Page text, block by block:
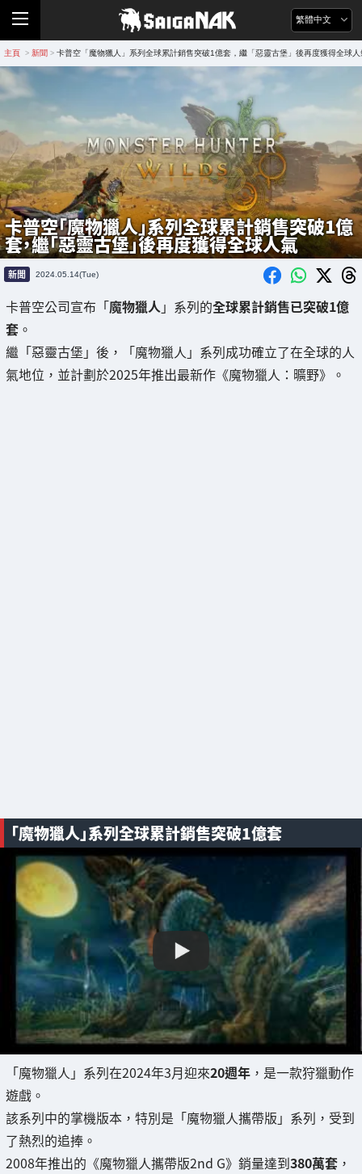
繁體中文
主頁 > 新聞 > 卡普空「魔物獵人」系列全球累計銷售突破1億套，繼「惡靈古堡」後再度獲得全球人
卡普空「魔物獵人」系列全球累計銷售突破1億
套，繼「惡靈古堡」後再度獲得全球人氣
新聞 2024.05.14(Tue)
卡普空公司宣布「魔物獵人 」系列的全球累計銷售已突破1億
套 。
繼「惡靈古堡」後，「魔物獵人」系列成功確立了在全球的人
氣地位，並計劃於2025年推出最新作《魔物獵人：曠野》。
「魔物獵人」系列全球累計銷售突破1億套
「魔物獵人」系列在2024年3月迎來20週年 ，是一款狩獵動作
遊戲。
該系列中的掌機版本，特別是「魔物獵人攜帶版」系列，受到
了熱烈的追捧。
2008年推出的《魔物獵人攜帶版2nd G》銷量達到380萬套 ，